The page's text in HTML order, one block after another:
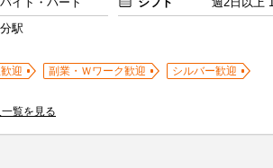
駅
迎 副業・Ｗワーク歓迎
シルバー歓迎
覧を見る